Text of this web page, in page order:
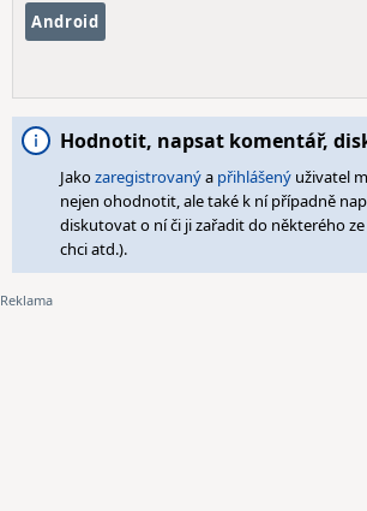
Android
Hodnotit, napsat komentář,
Jakozaregistrovanýa přihlášený uživatel
nejen ohodnotit, ale také k ní případně
diskutovat o ní či ji zařadit do některého
chci atd.).